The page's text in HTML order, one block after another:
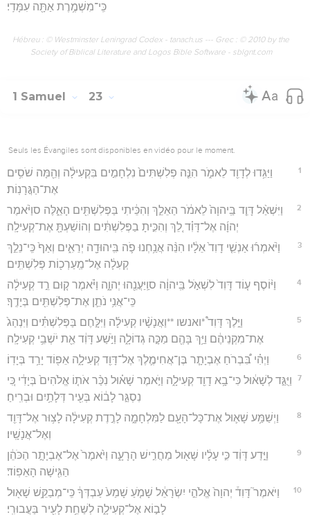
כִּֽי־מִשְׁמֶ֥רֶת אַתָּ֖ה עִמָּדִֽי׃
Hébreu : © Westminster Leningrad Codex - tanach.us --- Grec : © 2010 by the
Society of Biblical Literature and Logos Bible Software - sblgnt.com
1 Samuel 23
Seuls les Évangiles sont disponibles en vidéo pour le moment.
1
וַיַּגִּ֥דוּ לְדָוִ֖ד לֵאמֹ֑ר הִנֵּ֤ה פְלִשְׁתִּים֙ נִלְחָמִ֣ים בִּקְעִילָ֔ה וְהֵ֖מָּה שֹׁסִ֥ים
אֶת־הַגֳּרָנֽוֹת׃
2
וַיִּשְׁאַ֨ל דָּוִ֤ד בַּֽיהוָה֙ לֵאמֹ֔ר הַאֵלֵ֣ךְ וְהִכֵּ֔יתִי בַּפְּלִשְׁתִּ֖ים הָאֵ֑לֶּה סוַיֹּ֨אמֶר
יְהוָ֜ה אֶל־דָּוִ֗ד לֵ֚ךְ וְהִכִּ֣יתָ בַפְּלִשְׁתִּ֔ים וְהוֹשַׁעְתָּ֖ אֶת־קְעִילָֽה׃
3
וַיֹּ֨אמְר֜וּ אַנְשֵׁ֤י דָוִד֙ אֵלָ֔יו הִנֵּ֨ה אֲנַ֥חְנוּ פֹ֛ה בִּֽיהוּדָ֖ה יְרֵאִ֑ים וְאַף֙ כִּֽי־נֵלֵ֣ךְ
קְעִלָ֔ה אֶל־מַֽעַרְכ֖וֹת פְּלִשְׁתִּֽים׃
4
וַיּ֨וֹסֶף ע֤וֹד דָּוִד֙ לִשְׁאֹ֣ל בַּֽיהוָ֔ה סוַֽיַּעֲנֵ֖הוּ יְהוָ֑ה וַיֹּ֗אמֶר ק֚וּם רֵ֣ד קְעִילָ֔ה
כִּֽי־אֲנִ֥י נֹתֵ֛ן אֶת־פְּלִשְׁתִּ֖ים בְּיָדֶֽךָ׃
5
וַיֵּ֣לֶךְ דָּוִד֩ *ואנשו **וַאֲנָשָׁ֨יו קְעִילָ֜ה וַיִּלָּ֣חֶם בַּפְּלִשְׁתִּ֗ים וַיִּנְהַג֙
אֶת־מִקְנֵיהֶ֔ם וַיַּ֥ךְ בָּהֶ֖ם מַכָּ֣ה גְדוֹלָ֑ה וַיֹּ֣שַׁע דָּוִ֔ד אֵ֖ת יֹשְׁבֵ֥י קְעִילָֽה׃
6 וַיְהִ֗י בִּ֠בְרֹחַ אֶבְיָתָ֧ר בֶּן־אֲחִימֶ֛לֶךְ אֶל־דָּוִ֖ד קְעִילָ֑ה אֵפ֖וֹד יָרַ֥ד בְּיָדֽוֹ׃
7
וַיֻּגַּ֣ד לְשָׁא֔וּל כִּי־בָ֥א דָוִ֖ד קְעִילָ֑ה וַיֹּ֣אמֶר שָׁא֗וּל נִכַּ֨ר אֹת֤וֹ אֱלֹהִים֙ בְּיָדִ֔י כִּ֚י
נִסְגַּ֣ר לָב֔וֹא בְּעִ֖יר דְּלָתַ֥יִם וּבְרִֽיחַ׃
8
וַיְשַׁמַּ֥ע שָׁא֛וּל אֶת־כָּל־הָעָ֖ם לַמִּלְחָמָ֑ה לָרֶ֣דֶת קְעִילָ֔ה לָצ֥וּר אֶל־דָּוִ֖ד
וְאֶל־אֲנָשָֽׁיו׃
9
וַיֵּ֣דַע דָּוִ֔ד כִּ֣י עָלָ֔יו שָׁא֖וּל מַחֲרִ֣ישׁ הָרָעָ֑ה וַיֹּ֙אמֶר֙ אֶל־אֶבְיָתָ֣ר הַכֹּהֵ֔ן
הַגִּ֖ישָׁה הָאֵפֽוֹד׃
10
וַיֹּאמֶר֮ דָּוִד֒ יְהוָה֙ אֱלֹהֵ֣י יִשְׂרָאֵ֔ל שָׁמֹ֤עַ שָׁמַע֙ עַבְדְּךָ֔ כִּֽי־מְבַקֵּ֥שׁ שָׁא֖וּל
לָב֣וֹא אֶל־קְעִילָ֑ה לְשַׁחֵ֥ת לָעִ֖יר בַּעֲבוּרִֽי׃